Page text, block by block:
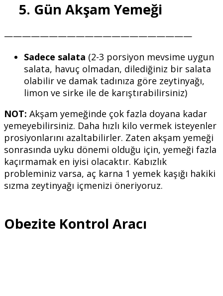
5. Gün Akşam Yemeği
—————————————————————
Sadece salata (2-3 porsiyon mevsime uygun
salata, havuç olmadan, dilediğiniz bir salata
olabilir ve damak tadınıza göre zeytinyağı,
limon ve sirke ile de karıştırabilirsiniz)
NOT: Akşam yemeğinde çok fazla doyana kadar
yemeyebilirsiniz. Daha hızlı kilo vermek isteyenler
prosiyonlarını azaltabilirler. Zaten akşam yemeği
sonrasında uyku dönemi olduğu için, yemeği fazla
kaçırmamak en iyisi olacaktır. Kabızlık
probleminiz varsa, aç karna 1 yemek kaşığı hakiki
sızma zeytinyağı içmenizi öneriyoruz.
Obezite Kontrol Aracı